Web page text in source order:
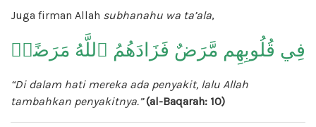
Juga firman Allah subhanahu wa ta’ala,
فِي قُلُوبِهِم مَّرَضٌ فَزَادَهُمُ ٱللَّهُ مَرَضًاۖ
“Di dalam hati mereka ada penyakit, lalu Allah
tambahkan penyakitnya.” (al-Baqarah: 10)